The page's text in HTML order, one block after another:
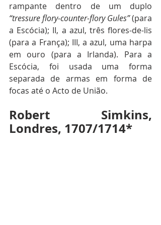
“tressure flory-counter-flory Gules” (para
a Escócia); II, a azul, três flores-de-lis
(para a França); III, a azul, uma harpa
em ouro (para a Irlanda). Para a
Escócia, foi usada uma forma
separada de armas em forma de
focas até o Acto de União.
Robert Simkins,
Londres, 1707/1714*